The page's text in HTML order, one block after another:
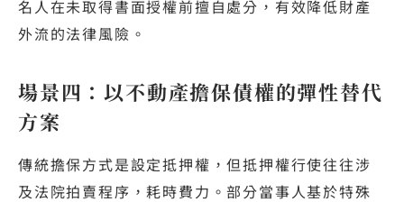
名人在未取得書面授權前擅自處分，有效降低財產
外流的法律風險。
場景四：以不動產擔保債權的彈性替代
方案
傳統擔保方式是設定抵押權，但抵押權行使往往涉
及法院拍賣程序，耗時費力。部分當事人基於特殊